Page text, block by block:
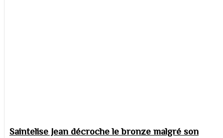
Saintelise Jean décroche le bronze malgré son